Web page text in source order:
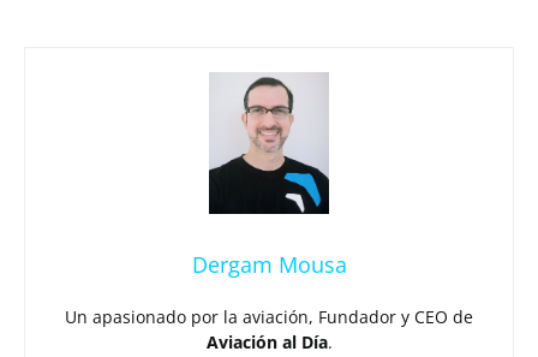
Dergam Mousa
Un apasionado por la aviación, Fundador y CEO de
Aviación al Día.